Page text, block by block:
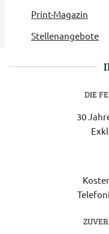
Print-Magazin
Stellenangebote
DIE
30